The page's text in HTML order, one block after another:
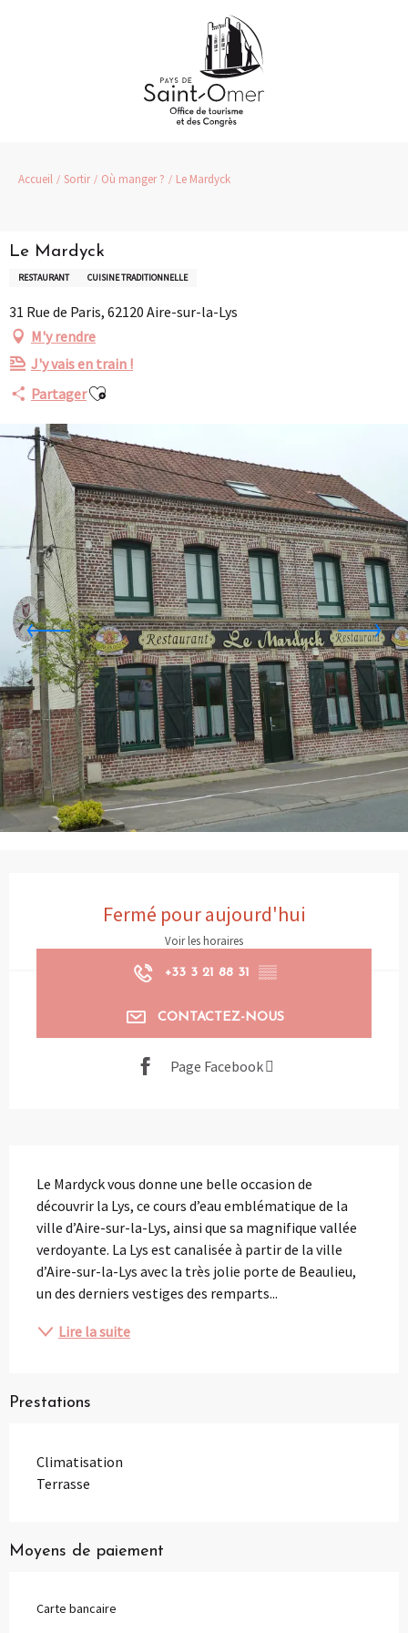
Accueil Sortir Où manger ? Le Mardyck
Le Mardyck
RESTAURANT CUISINE TRADITIONNELLE
31 Rue de Paris, 62120 Aire-sur-la-Lys
M'y rendre
J'y vais en train !
PartagerAjouter aux favoris
Fermé pour aujourd'hui
Voir les horaires
+33 3 21 88 31 ▒▒
CONTACTEZ-NOUS
Page Facebook
Le Mardyck vous donne une belle occasion de
découvrir la Lys, ce cours d’eau emblématique de la
ville d’Aire-sur-la-Lys, ainsi que sa magnifique vallée
verdoyante. La Lys est canalisée à partir de la ville
d’Aire-sur-la-Lys avec la très jolie porte de Beaulieu,
un des derniers vestiges des remparts...
Lire la suite
Prestations
Climatisation
Terrasse
Moyens de paiement
Carte bancaire